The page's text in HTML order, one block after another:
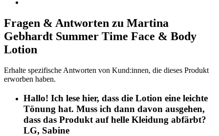
Fragen & Antworten zu Martina
Gebhardt Summer Time Face & Body
Lotion
Erhalte spezifische Antworten von Kund:innen, die dieses Produkt
erworben haben.
Hallo! Ich lese hier, dass die Lotion eine leichte
Tönung hat. Muss ich dann davon ausgehen,
dass das Produkt auf helle Kleidung abfärbt?
LG, Sabine